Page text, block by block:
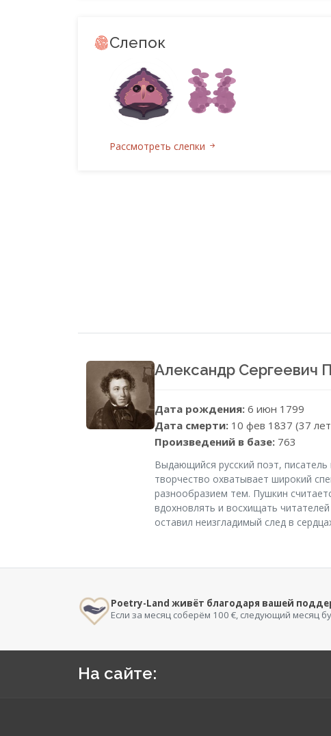
Слепок
Рассмотреть слепки
Александр Сергеевич
Дата рождения: 6 июн 1799
Дата смерти: 10 фев 1837 (37
Произведений в базе: 763
Выдающийся русский поэт, писатель
творчество охватывает широкий
разнообразием тем. Пушкин
вдохновлять и восхищать
оставил неизгладимый след в
Poetry-Land живёт благодаря вашей
Если за месяц соберём 100 €, следующий месяц
На сайте: